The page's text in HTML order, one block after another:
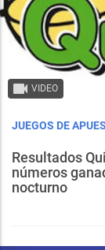
VIDEO
JUEGOS DE
Resultados
números
nocturno